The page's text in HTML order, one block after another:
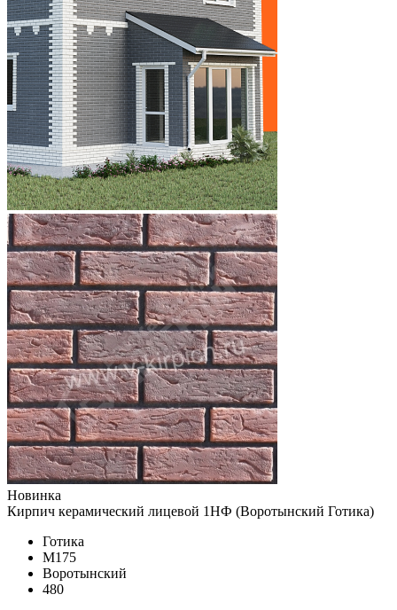
Новинка
Кирпич керамический лицевой 1НФ (Воротынский Готика)
Готика
М175
Воротынский
480